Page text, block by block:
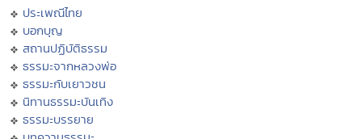
ประเพณีไทย
บอกบุญ
สถานปฏิบัติธรรม
ธรรมะจากหลวงพ่อ
ธรรมะกับเยาวชน
นิทานธรรมะบันเทิง
ธรรมะบรรยาย